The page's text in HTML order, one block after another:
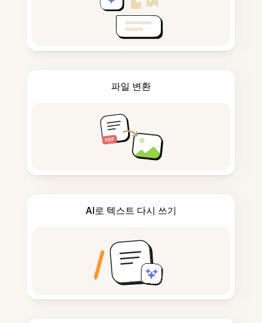
파일 변환
AI로 텍스트 다시 쓰기